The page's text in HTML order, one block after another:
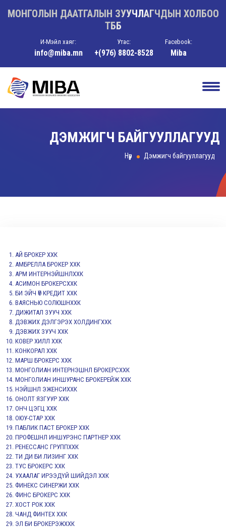
МОНГОЛЫН ДААТГАЛЫН ЗУУЧЛАГЧДЫН ХОЛБОО
ТББ
И-Мэйл хаяг:
info@miba.mn
Утас:
+(976) 8802-8528
Facebook:
Miba
ДЭМЖИГЧ БАЙГУУЛЛАГУУД
Нүүр Дэмжигч байгууллагууд
АЙ БРОКЕР ХХК
АМБРЕЛЛА БРОКЕР ХХК
АРМ ИНТЕРНЭЙШНЛХХК
АСИМОН БРОКЕРСХХК
БИ ЭЙЧ ӨҮ КРЕДИТ ХХК
ВАЯСНЬЮ СОЛЮШНХХК
ДИЖИТАЛ ЗУУЧ ХХК
ДЭВЖИХ ДЭЛГЭРЭХ ХОЛДИНГХХК
ДЭВЖИХ ЗУУЧ ХХК
КОВЕР ХИЛЛ ХХК
КОНКОРАЛ ХХК
МАРШ БРОКЕРС ХХК
МОНГОЛИАН ИНТЕРНЭШНЛ БРОКЕРСХХК
МОНГОЛИАН ИНШУРАНС БРОКЕРЕЙЖ ХХК
НЭЙШНЛ ЭЖЕНСИХХК
ОНОЛТ ЯЗГУУР ХХК
ОНЧ ЦЭГЦ ХХК
ОЮУ-СТАР ХХК
ПАБЛИК ПАСТ БРОКЕР ХХК
ПРОФЕШНЛ ИНШУРЭНС ПАРТНЕР ХХК
РЕНЕССАНС ГРУППХХК
ТИ ДИ БИ ЛИЗИНГ ХХК
ТУС БРОКЕРС ХХК
УХААЛАГ ИРЭЭДҮЙ ШИЙДЭЛ ХХК
ФИНЕКС СИНЕРЖИ ХХК
ФИНС БРОКЕРС ХХК
ХОСТ РОК ХХК
ЧАНД ФИНТЕХ ХХК
ЭЛ БИ БРОКЕРЭЖХХК